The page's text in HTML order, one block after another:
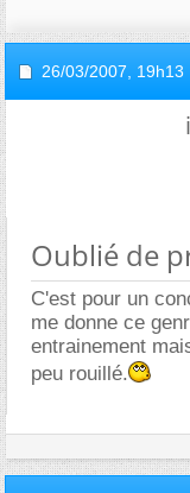
26/03/2007, 19h13
Oublié de
C'est pour un
me donne ce
entrainement
peu rouillé.